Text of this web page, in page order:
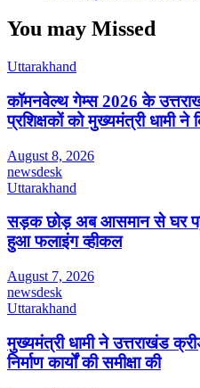
You may Missed
Uttarakhand
कॉमनवेल्थ गेम्स 2026 के
प्रशिक्षकों को मुख्यमंत्री धामी ने
August 8, 2026
newsdesk
Uttarakhand
सड़क छोड़ अब आसमान से घर
हुआ फलाइंग व्हीकल
August 7, 2026
newsdesk
Uttarakhand
मुख्यमंत्री धामी ने उत्तराखंड
निर्माण कार्यों की समीक्षा की